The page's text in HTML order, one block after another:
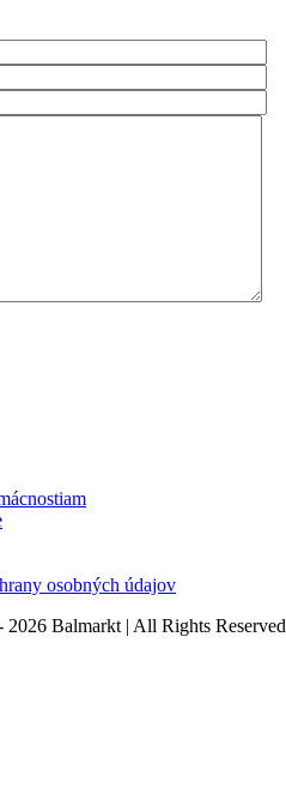
osobných údajov
Balmarkt | All Rights Reserved